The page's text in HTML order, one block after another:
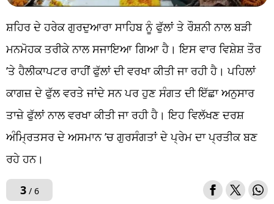
ਸ਼ਹਿਰ ਦੇ ਹਰੇਕ ਗੁਰਦੁਆਰਾ ਸਾਹਿਬ ਨੂੰ ਫੁੱਲਾਂ ਤੇ ਰੌਸ਼ਨੀ ਨਾਲ ਬੜੀ
ਮਨਮੋਹਕ ਤਰੀਕੇ ਨਾਲ ਸਜਾਇਆ ਗਿਆ ਹੈ। ਇਸ ਵਾਰ ਵਿਸ਼ੇਸ਼ ਤੌਰ
’ਤੇ ਹੈਲੀਕਾਪਟਰ ਰਾਹੀਂ ਫੁੱਲਾਂ ਦੀ ਵਰਖਾ ਕੀਤੀ ਜਾ ਰਹੀ ਹੈ। ਪਹਿਲਾਂ
ਕਾਗਜ਼ ਦੇ ਫੁੱਲ ਵਰਤੇ ਜਾਂਦੇ ਸਨ ਪਰ ਹੁਣ ਸੰਗਤ ਦੀ ਇੱਛਾ ਅਨੁਸਾਰ
ਤਾਜ਼ੇ ਫੁੱਲਾਂ ਨਾਲ ਵਰਖਾ ਕੀਤੀ ਜਾ ਰਹੀ ਹੈ। ਇਹ ਵਿਲੱਖਣ ਦਰਸ਼
ਅੰਮ੍ਰਿਤਸਰ ਦੇ ਅਸਮਾਨ ’ਚ ਗੁਰਸੰਗਤਾਂ ਦੇ ਪ੍ਰੇਮ ਦਾ ਪ੍ਰਤੀਕ ਬਣ
ਰਹੇ ਹਨ।
3/ 6